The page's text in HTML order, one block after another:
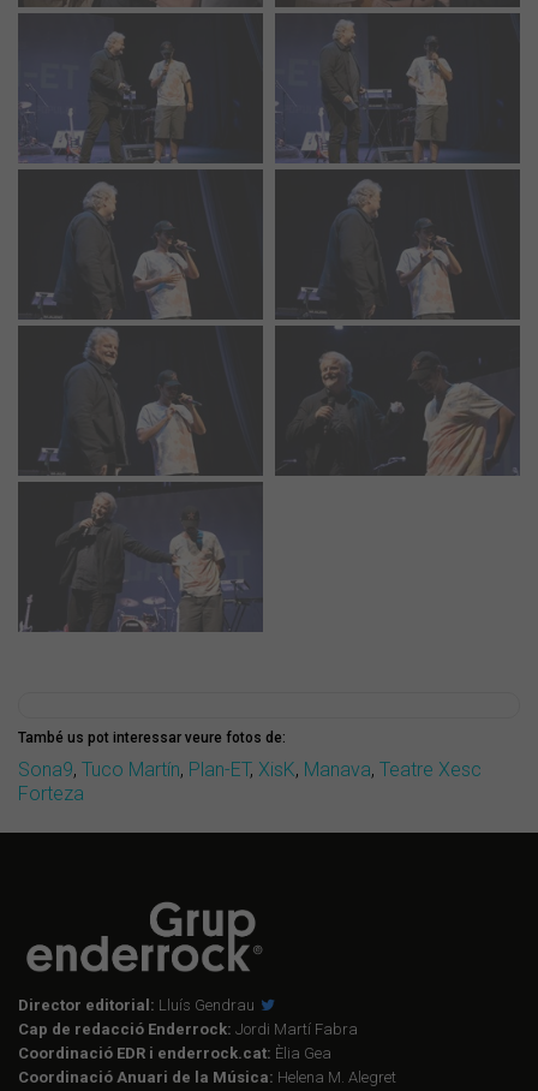
També us pot interessar veure fotos de:
Sona9, Tuco Martín, Plan-ET, XisK, Manava, Teatre Xesc
Forteza
Director editorial: Lluís Gendrau
Cap de redacció Enderrock: Jordi Martí Fabra
Coordinació EDR i enderrock.cat: Èlia Gea
Coordinació Anuari de la Música: Helena M. Alegret